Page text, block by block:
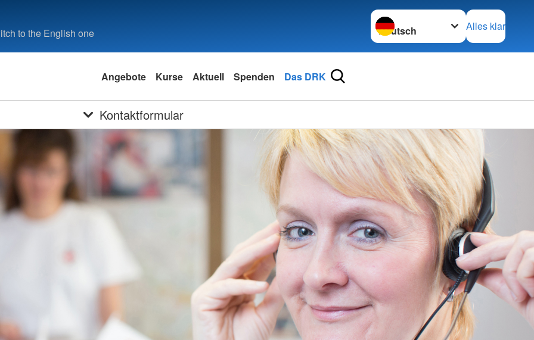
to the English one
Sprache wechseln zu
Alles klar
Angebote Kurse Aktuell Spenden Das DRK
Kontaktformular